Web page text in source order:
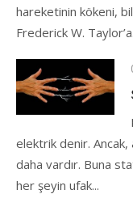
hareketinin kökeni,
Frederick W.
elektrik denir. Ancak,
daha vardır. Buna
her şeyin ufak...